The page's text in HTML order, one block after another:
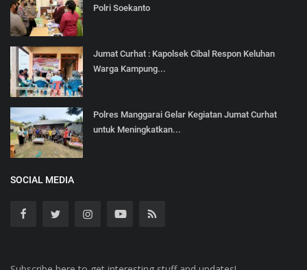
Polri Soekanto
Jumat Curhat : Kapolsek Cibal Respon Keluhan
Warga Kampung...
Polres Manggarai Gelar Kegiatan Jumat Curhat
untuk Meningkatkan...
SOCIAL MEDIA